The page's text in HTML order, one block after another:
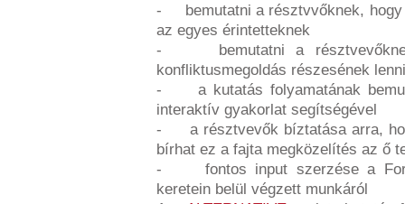
- bemutatni a résztvvőknek, hogy
az egyes érintetteknek
- bemutatni a
konfliktusmegoldás részesének lenni
- a kutatás folyamatának
interaktív gyakorlat segítségével
- a résztvevők bíztatása arra,
bírhat ez a fajta megközelítés az ő
- fontos input szerzése a
keretein belül végzett munkáról